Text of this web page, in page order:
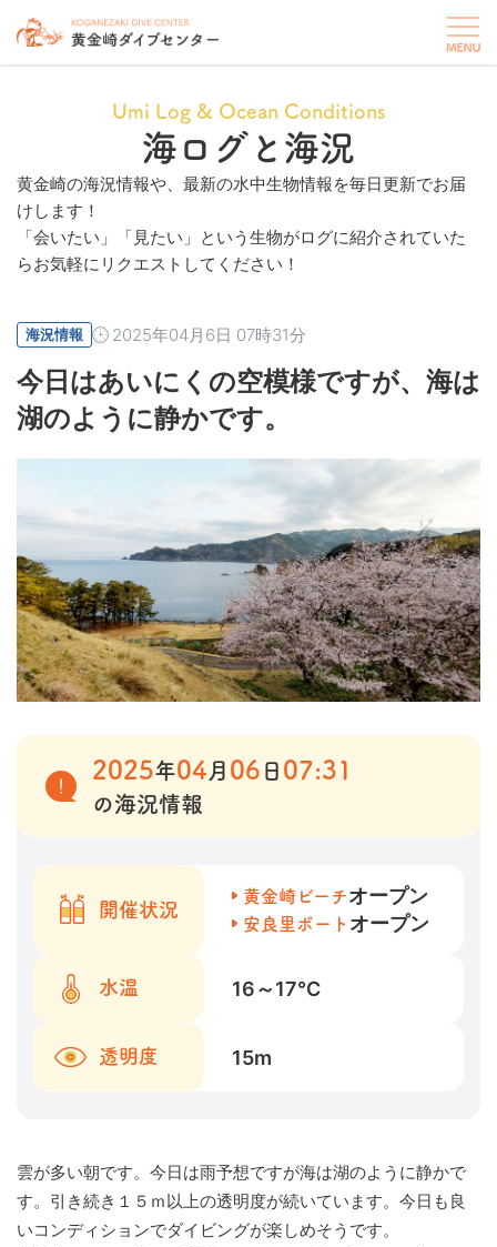
Umi Log & Ocean Conditions
海ログと海況
黄金崎の海況情報や、最新の水中生物情報を毎日更新でお届
けします！
「会いたい」「見たい」という生物がログに紹介されていた
らお気軽にリクエストしてください！
海況情報 2025年04月6日 07時31分
今日はあいにくの空模様ですが、海は
湖のように静かです。
2025年04 月 06 日 07:31
の海況情報
開催状況
黄金崎ビーチオープン
安良里ボート オープン
水温 16～17℃
透明度 15m
雲が多い朝です。今日は雨予想ですが海は湖のように静かで
す。引き続き１５ｍ以上の透明度が続いています。今日も良
いコンディションでダイビングが楽しめそうです。